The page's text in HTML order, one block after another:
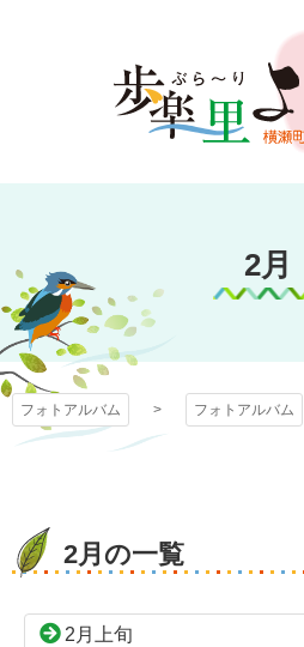
文
キ
プ
フォトア
2月
フォトアルバム フォトアルバム
2月の一覧
2月上旬